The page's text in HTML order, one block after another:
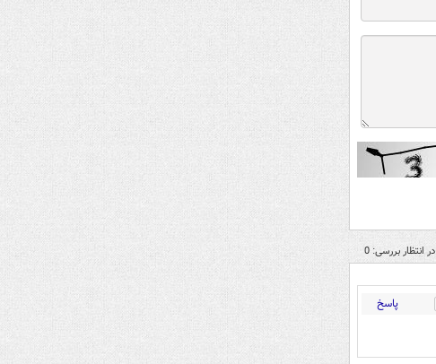
در انتظار بررسی: 0
پاسخ